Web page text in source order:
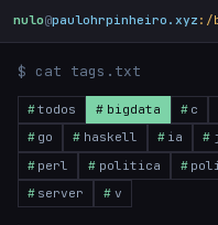
nulo@paulohrpinheiro.xyz :/
$ cat tags.txt
todos bigdata c
go
haskell ia
perl
politica
server
v